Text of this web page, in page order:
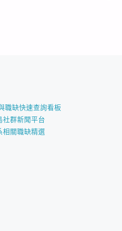
職缺快速查詢看板
社群新聞平台
相關職缺精選